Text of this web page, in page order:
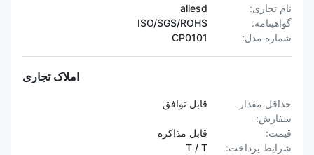
نام تجاری:
allesd
گواهینامه:
ISO/SGS/ROHS
شماره مدل:
CP0101
املاک تجاری
حداقل مقدار
سفارش:
قابل توافق
قیمت:
قابل مذاکره
شرایط پرداخت:
T / T